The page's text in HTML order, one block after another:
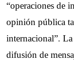
“operaciones de
opinión pública
internacional”.
difusión de